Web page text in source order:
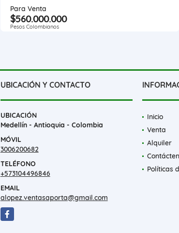
Para Venta
$560.000.000
Pesos Colombianos
UBICACIÓN Y CONTACTO
UBICACIÓN
Medellín - Antioquia - Colombia
MÓVIL
3006200682
TELÉFONO
+573104496846
EMAIL
alopez.ventasaporta@gmail.com
Facebook
Inicio
Venta
Alquiler
Políticas